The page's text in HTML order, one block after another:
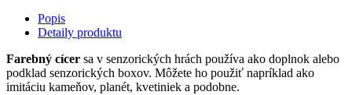
Popis
Detaily produktu
Farebný cícer sa v senzorických hrách používa ako doplnok alebo
podklad senzorických boxov. Môžete ho použiť napríklad ako
imitáciu kameňov, planét, kvetiniek a podobne.